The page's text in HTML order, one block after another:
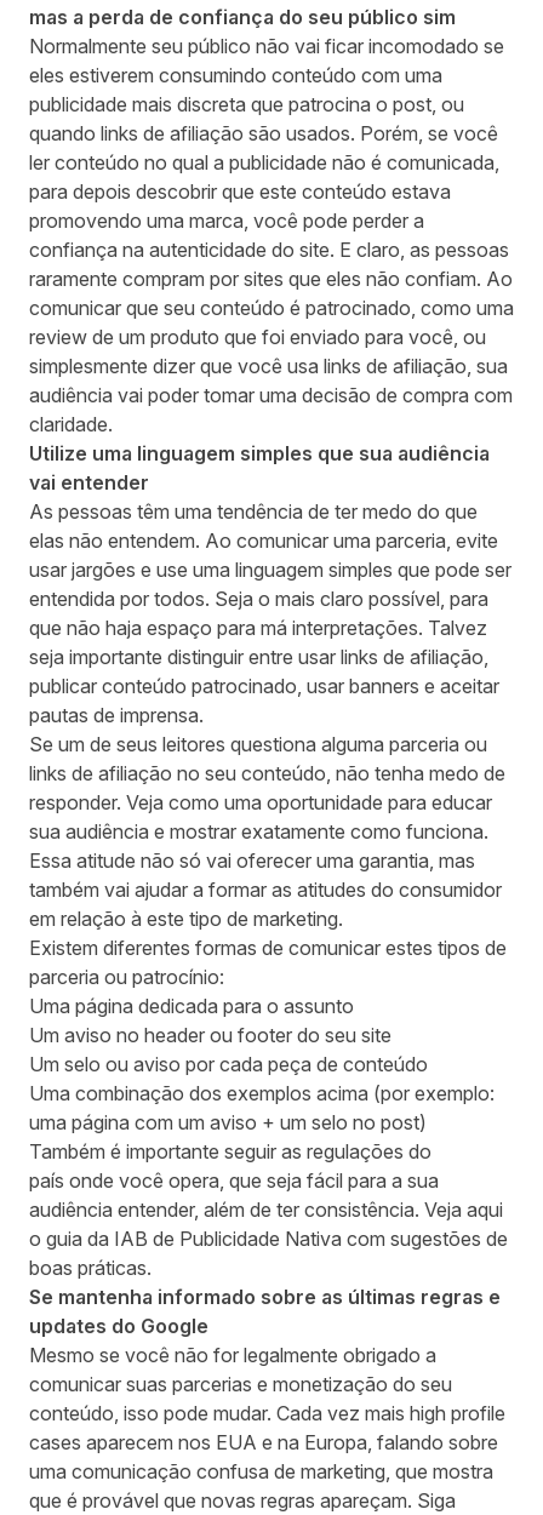
mas a perda de confiança do seu público sim
Normalmente seu público não vai ficar incomodado se
eles estiverem consumindo conteúdo com uma
publicidade mais discreta que patrocina o post, ou
quando links de afiliação são usados. Porém, se você
ler conteúdo no qual a publicidade não é comunicada,
para depois descobrir que este conteúdo estava
promovendo uma marca, você pode perder a
confiança na autenticidade do site. E claro, as pessoas
raramente compram por sites que eles não confiam. Ao
comunicar que seu conteúdo é patrocinado, como uma
review de um produto que foi enviado para você, ou
simplesmente dizer que você usa links de afiliação, sua
audiência vai poder tomar uma decisão de compra com
claridade.
Utilize uma linguagem simples que sua audiência
vai entender
As pessoas têm uma tendência de ter medo do que
elas não entendem. Ao comunicar uma parceria, evite
usar jargões e use uma linguagem simples que pode ser
entendida por todos. Seja o mais claro possível, para
que não haja espaço para má interpretações. Talvez
seja importante distinguir entre usar links de afiliação,
publicar conteúdo patrocinado, usar banners e aceitar
pautas de imprensa.
Se um de seus leitores questiona alguma parceria ou
links de afiliação no seu conteúdo, não tenha medo de
responder. Veja como uma oportunidade para educar
sua audiência e mostrar exatamente como funciona.
Essa atitude não só vai oferecer uma garantia, mas
também vai ajudar a formar as atitudes do consumidor
em relação à este tipo de marketing.
Existem diferentes formas de comunicar estes tipos de
parceria ou patrocínio:
Uma página dedicada para o assunto
Um aviso no header ou footer do seu site
Um selo ou aviso por cada peça de conteúdo
Uma combinação dos exemplos acima (por exemplo:
uma página com um aviso + um selo no post)
Também é importante seguir as regulações do
país onde você opera, que seja fácil para a sua
audiência entender, além de ter consistência. Veja aqui
o guia da IAB de Publicidade Nativa com sugestões de
boas práticas.
Se mantenha informado sobre as últimas regras e
updates do Google
Mesmo se você não for legalmente obrigado a
comunicar suas parcerias e monetização do seu
conteúdo, isso pode mudar. Cada vez mais high profile
cases aparecem nos EUA e na Europa, falando sobre
uma comunicação confusa de marketing, que mostra
que é provável que novas regras apareçam. Siga